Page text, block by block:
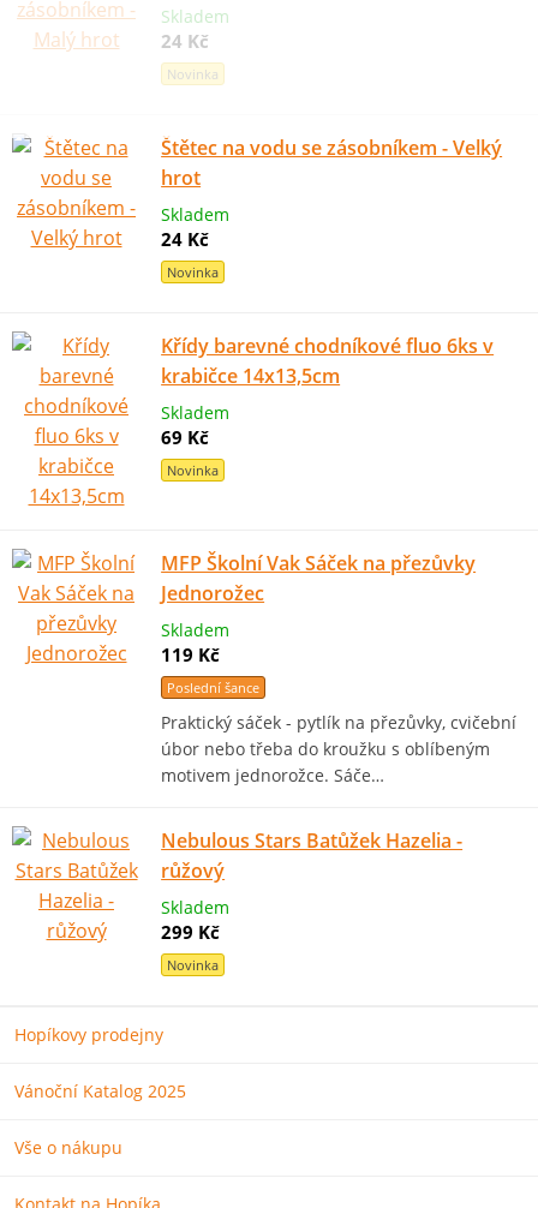
Skladem
24 Kč
Novinka
Štětec na vodu se zásobníkem - Velký
hrot
Skladem
24 Kč
Novinka
Křídy barevné chodníkové fluo 6ks v
krabičce 14x13,5cm
Skladem
69 Kč
Novinka
MFP Školní Vak Sáček na přezůvky
Jednorožec
Skladem
119 Kč
Poslední šance
Praktický sáček - pytlík na přezůvky, cvičební
úbor nebo třeba do kroužku s oblíbeným
motivem jednorožce. Sáče…
Nebulous Stars Batůžek Hazelia -
růžový
Skladem
299 Kč
Novinka
Hopíkovy prodejny
Vánoční Katalog 2025
Vše o nákupu